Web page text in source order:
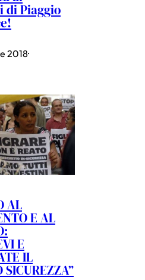
di Piaggio
2018·
AL
E AL
E
IL
SICUREZZA”